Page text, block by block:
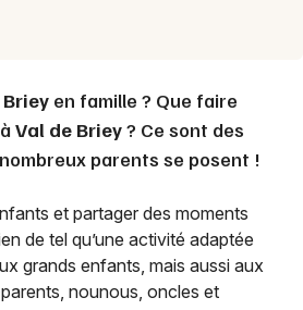
en famille ? Que faire
Val de Briey? Ce sont des
parents se posent !
et partager des moments
de tel qu’une activité adaptée
grands enfants, mais aussi aux
nounous, oncles et